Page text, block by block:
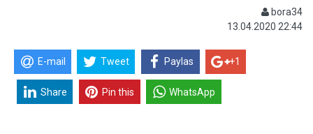
bora34
13.04.2020 22:44
E-mail Tweet Paylas +1
Share Pin this WhatsApp